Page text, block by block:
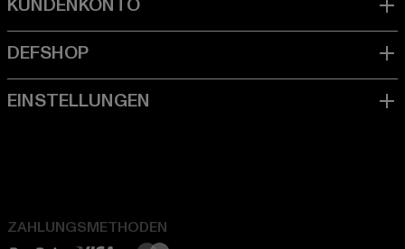
ZAHLUNGSMETHODEN